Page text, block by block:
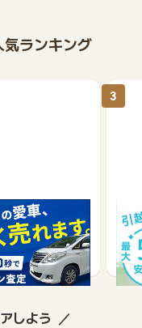
気ランキング
ョージン
3
しよう